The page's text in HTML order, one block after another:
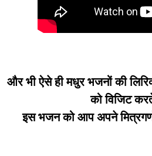
और भी ऐसे ही मधुर भजनों की
को विजिट
इस भजन को आप अपने